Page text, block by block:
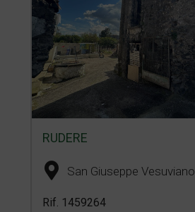
RUDERE
San Giuseppe Vesuviano
Rif. 1459264